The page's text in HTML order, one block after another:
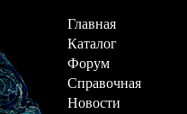
Главная
Каталог
Форум
Справочная
Новости